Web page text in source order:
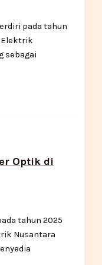
pada tahun
Elektrik
sebagai
Optik di
tahun 2025
Nusantara